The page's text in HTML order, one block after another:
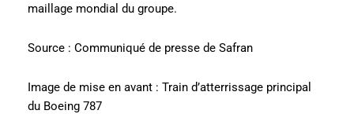
maillage mondial du groupe.
Source : Communiqué de presse de Safran
Image de mise en avant : Train d’atterrissage principal
du Boeing 787